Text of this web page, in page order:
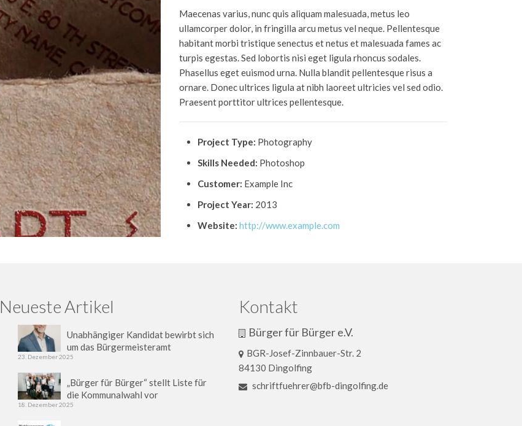
Maecenas varius, nunc quis aliquam malesuada, metus leo
ullamcorper dolor, in fringilla arcu metus vel neque. Pellentesque
habitant morbi tristique senectus et netus et malesuada fames ac
turpis egestas. Sed lobortis nisi eget ligula rhoncus sodales.
Phasellus eget euismod urna. Nulla blandit pellentesque risus a
ornare. Donec ultrices ligula at nibh laoreet ultricies vel sed odio.
Praesent porttitor ultrices pellentesque.
Project Type: Photography
Skills Needed: Photoshop
Customer: Example Inc
Project Year: 2013
Website: http://www.example.com
Neueste Artikel
Unabhängiger Kandidat bewirbt sich
um das Bürgermeisteramt
23. Dezember 2025
„Bürger für Bürger“ stellt Liste für
die Kommunalwahl vor
18. Dezember 2025
Kontakt
Bürger für Bürger e.V.
BGR-Josef-Zinnbauer-Str. 2
84130 Dingolfing
schriftfuehrer@bfb-dingolfing.de